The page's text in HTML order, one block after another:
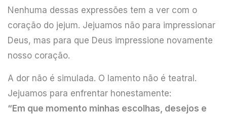
Nenhuma dessas expressões tem a ver com o
coração do jejum. Jejuamos não para impressionar
Deus, mas para que Deus impressione novamente
nosso coração.
A dor não é simulada. O lamento não é teatral.
Jejuamos para enfrentar honestamente:
“Em que momento minhas escolhas, desejos e